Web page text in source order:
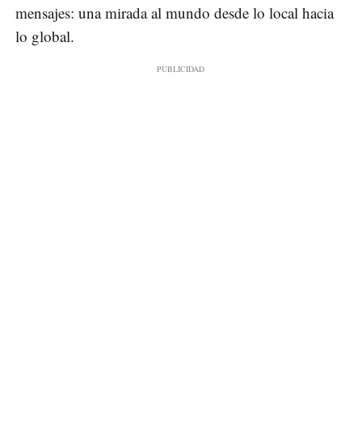
mensajes: una mirada al mundo desde lo local hacia
lo global.